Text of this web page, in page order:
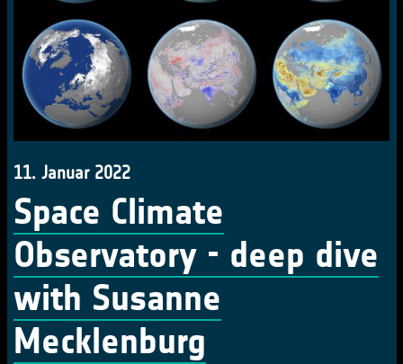
11. Januar 2022
Space Climate
Observatory - deep dive
with Susanne
Mecklenburg